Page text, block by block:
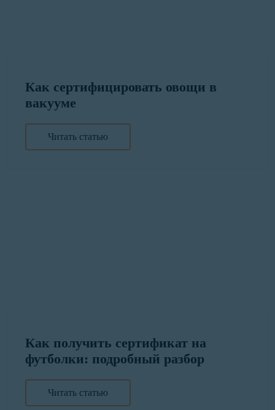
Как сертифицировать овощи в
вакууме
Читать статью
Как получить сертификат на
футболки: подробный разбор
Читать статью